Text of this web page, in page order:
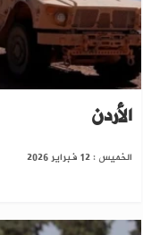
انسحاب القوات
الأردن
الخميس : 12 فبراير 2026